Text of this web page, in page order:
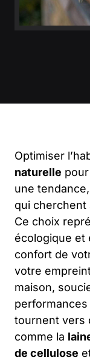
Optimiser
naturelle pour
une
qui cherchent
Ce choix
écologique et
confort de
votre
maison,
tournent vers
comme la
de cellulose